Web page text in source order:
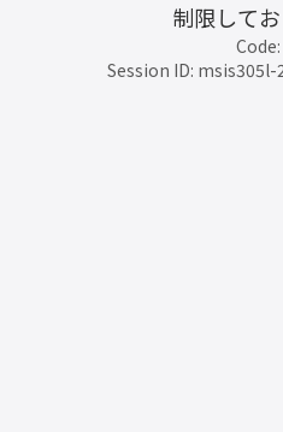
制限してお
Session ID: